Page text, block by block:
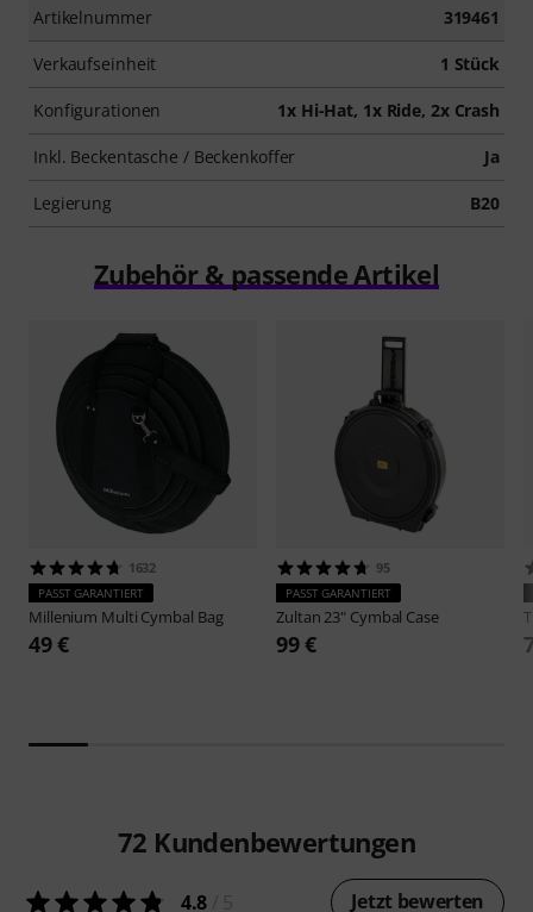
Artikelnummer 319461
Verkaufseinheit 1 Stück
Konfigurationen 1x Hi-Hat, 1x Ride, 2x Crash
Inkl. Beckentasche / Beckenkoffer Ja
Legierung B20
Zubehör & passende Artikel
1632
PASST GARANTIERT
Millenium Multi Cymbal Bag
49 €
95
PASST GARANTIERT
Zultan 23" Cymbal Case
99 €
72 Kundenbewertungen
4.8 Jetzt bewerten